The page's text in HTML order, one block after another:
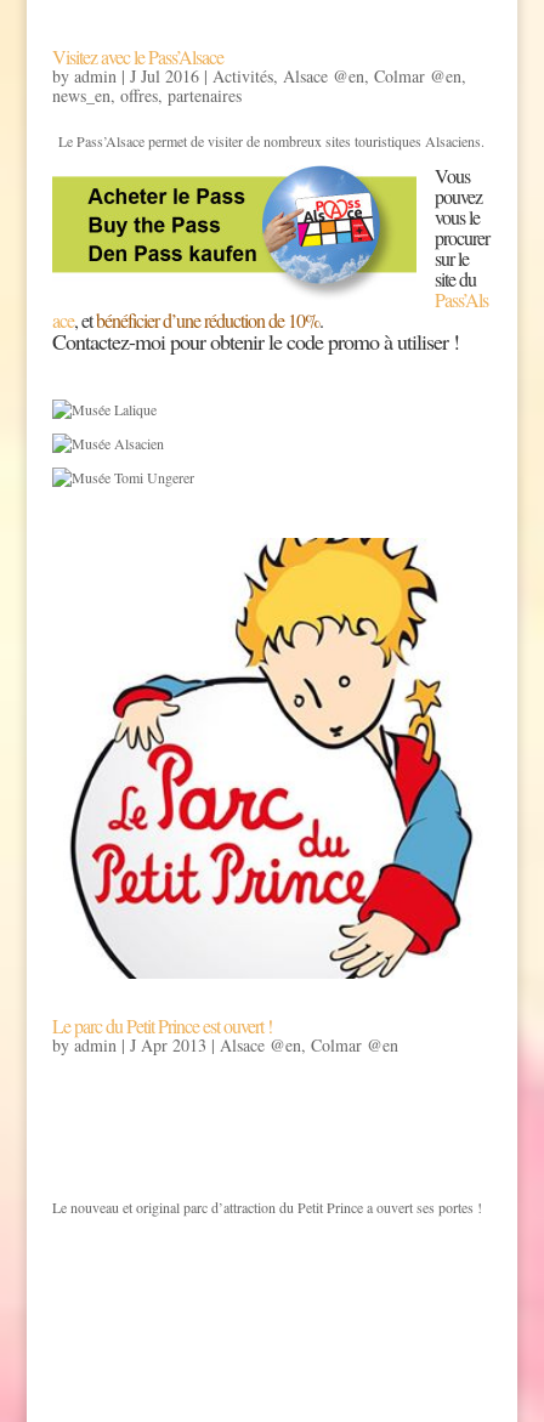
Visitez avec le Pass’Alsace
by admin| J Jul 2016| Activités, Alsace @en, Colmar @en,
news_en, offres, partenaires
Le Pass’Alsace permet de visiter de nombreux sites touristiques Alsaciens.
Vous
pouvez
vous le
procurer
sur le
site du
Pass’Als
ace, etbénéficier d’une réduction de 10%.
Contactez-moi pour obtenir le code promo à utiliser !
Le parc du Petit Prince est ouvert !
by admin| J Apr 2013 | Alsace @en, Colmar @en
Le nouveau et original parc d’attraction du Petit Prince a ouvert ses portes !